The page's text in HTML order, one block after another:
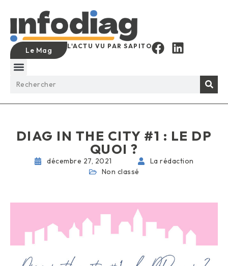
Le Mag L'ACTU VU PAR SAPITO
DIAG IN THE CITY #1 : LE DP
QUOI ?
décembre 27, 2021
La rédaction
Non classé